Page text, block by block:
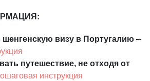
шенгенскую визу в Португалию –
путешествие, не отходя от
инструкция